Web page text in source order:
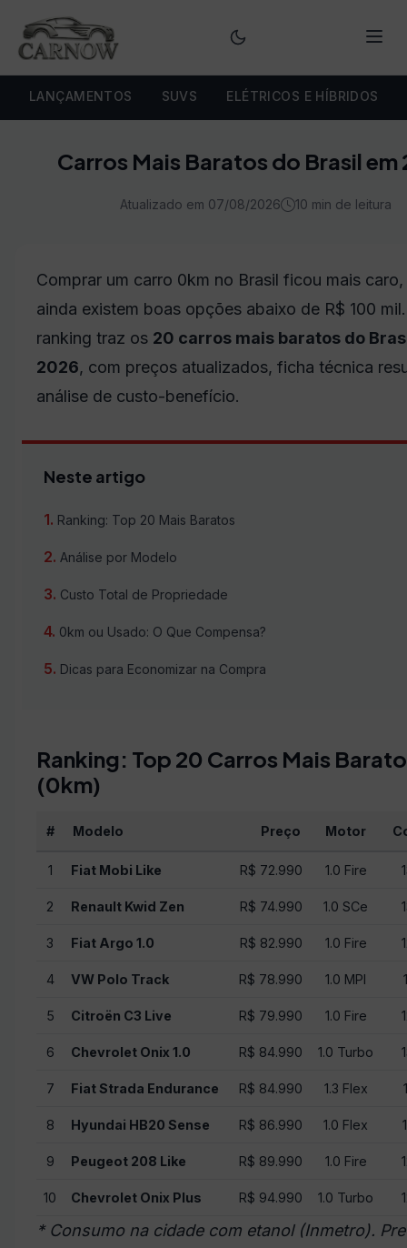
LANÇAMENTOS SUVS ELÉTRICOS E HÍBRIDOS
Carros Mais Baratos do Brasil em
Atualizado em 07/08/2026 10 min de leitura
Comprar um carro 0km no Brasil ficou mais caro,
ainda existem boas opções abaixo de R$ 100
ranking traz os 20 carros mais baratos do
2026, com preços atualizados, ficha técnica
análise de custo-benefício.
Neste artigo
Ranking: Top 20 Mais Baratos
Análise por Modelo
Custo Total de Propriedade
0km ou Usado: O Que Compensa?
Dicas para Economizar na Compra
Ranking: Top 20 Carros Mais
(0km)
# Modelo Preço Motor
1 Fiat Mobi Like R$ 72.990 1.0 Fire
2 Renault Kwid Zen R$ 74.990 1.0 SCe
3 Fiat Argo 1.0 R$ 82.990 1.0 Fire
4 VW Polo Track R$ 78.990 1.0 MPI
5 Citroën C3 Live R$ 79.990 1.0 Fire
6 Chevrolet Onix 1.0 R$ 84.990 1.0 Turbo
7 Fiat Strada Endurance R$ 84.990 1.3 Flex
8 Hyundai HB20 Sense R$ 86.990 1.0 Flex
9 Peugeot 208 Like R$ 89.990 1.0 Fire
10 Chevrolet Onix Plus R$ 94.990 1.0 Turbo
* Consumo na cidade com etanol (Inmetro).